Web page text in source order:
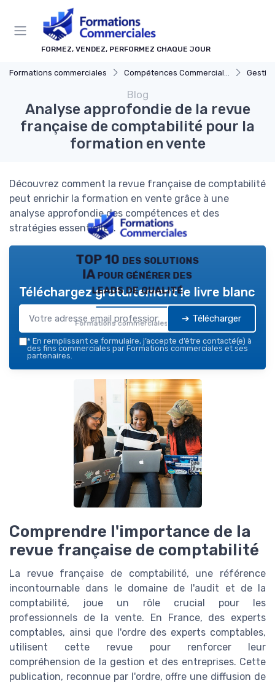
FORMEZ, VENDEZ, PERFORMEZ CHAQUE JOUR
Formations commerciales Compétences Commerciales Clés Gestion
Blog
Analyse approfondie de la revue
française de comptabilité pour la
formation en vente
Découvrez comment la revue française de comptabilité
peut enrichir la formation en vente grâce à une
analyse approfondie des compétences et des
stratégies essentielles.
TOP 10 des solutions
IA pour générer des
leads de qualité
Formations commerciales — 2026
Téléchargez gratuitement le livre blanc
➔ Télécharger
* En remplissant ce formulaire, j’accepte d’être contacté(e) à
des fins commerciales par Formations commerciales et ses
partenaires.
Comprendre l'importance de la
revue française de comptabilité
La revue française de comptabilité, une référence
incontournable dans le domaine de l'audit et de la
comptabilité, joue un rôle crucial pour les
professionnels de la vente. En France, des experts
comptables, ainsi que l'ordre des experts comptables,
utilisent cette revue pour renforcer leur
compréhension de la gestion et des entreprises. Cette
publication, reconnue par l'ordre, offre une diffusion de
Panneau de gestion des cookies